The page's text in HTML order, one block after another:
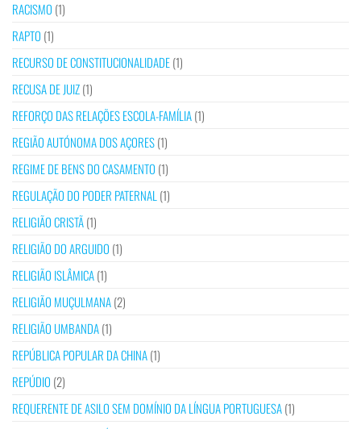
RACISMO (1)
RAPTO (1)
RECURSO DE CONSTITUCIONALIDADE(1)
RECUSA DE JUIZ(1)
REFORÇO DAS RELAÇÕES ESCOLA-FAMÍLIA(1)
REGIÃO AUTÓNOMA DOS AÇORES(1)
REGIME DE BENS DO CASAMENTO (1)
REGULAÇÃO DO PODER PATERNAL (1)
RELIGIÃO CRISTÃ(1)
RELIGIÃO DO ARGUIDO (1)
RELIGIÃO ISLÂMICA(1)
RELIGIÃO MUÇULMANA(2)
RELIGIÃO UMBANDA(1)
REPÚBLICA POPULAR DA CHINA(1)
REPÚDIO (2)
REQUERENTE DE ASILO SEM DOMÍNIO DA LÍNGUA PORTUGUESA(1)